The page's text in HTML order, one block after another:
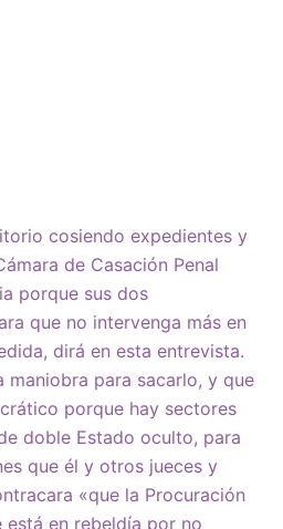
cosiendo expedientes y
de Casación Penal
porque sus dos
que no intervenga más en
dirá en esta entrevista.
para sacarlo, y que
porque hay sectores
doble Estado oculto, para
que él y otros jueces y
«que la Procuración
está en rebeldía por no